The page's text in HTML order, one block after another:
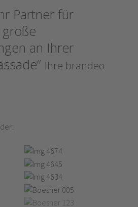
Partner für
an Ihrer
Ihre brandeo